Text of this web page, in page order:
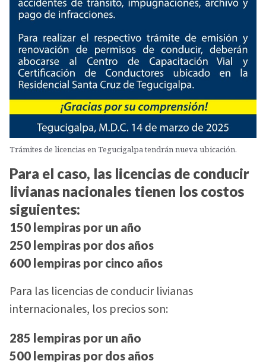
Trámites de licencias en Tegucigalpa tendrán nueva ubicación.
Para el caso, las licencias de conducir
livianas nacionales tienen los costos
siguientes:
150 lempiras por un año
250 lempiras por dos años
600 lempiras por cinco años
Para las licencias de conducir livianas
internacionales, los precios son:
285 lempiras por un año
500 lempiras por dos años